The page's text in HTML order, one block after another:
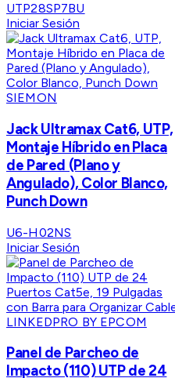
UTP28SP7BU
Iniciar Sesión
SIEMON
Jack Ultramax Cat6, UTP,
Montaje Híbrido en Placa
de Pared (Plano y
Angulado), Color Blanco,
Punch Down
U6-H02NS
Iniciar Sesión
LINKEDPRO BY EPCOM
Panel de Parcheo de
Impacto (110) UTP de 24